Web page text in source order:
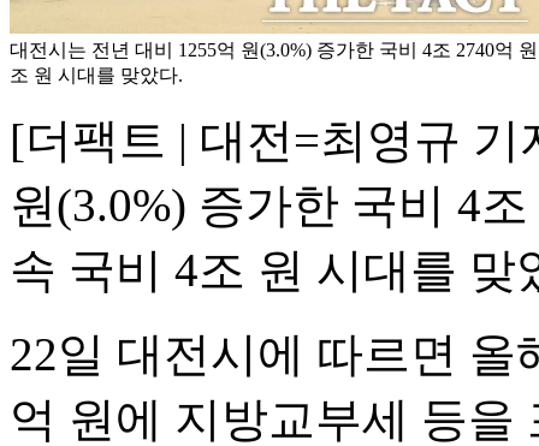
대전시는 전년 대비 1255억 원(3.0%) 증가한 국비 4조 2740억
조 원 시대를 맞았다.
[더팩트 | 대전=최영규
원(3.0%) 증가한 국비 4
속 국비 4조 원 시대를 맞
22일 대전시에 따르면 올
억 원에 지방교부세 등을